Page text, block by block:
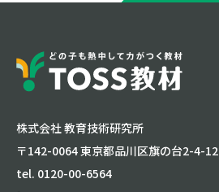
株式会社 教育技術研究所
〒142-0064 東京都品川区旗の台2-4-
tel. 0120-00-6564